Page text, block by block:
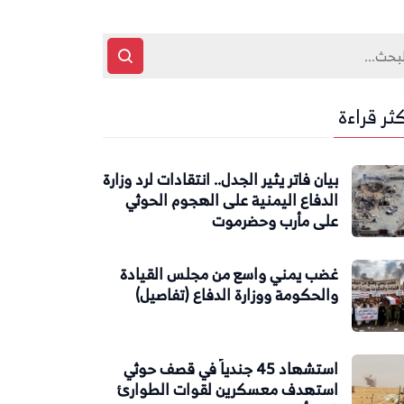
قراءة
بيان فاتر يثير الجدل.. انتقادات لرد وزارة
الدفاع اليمنية على الهجوم الحوثي
على مأرب وحضرموت
غضب يمني واسع من مجلس القيادة
والحكومة ووزارة الدفاع (تفاصيل)
استشهاد 45 جندياً في قصف حوثي
استهدف معسكرين لقوات الطوارئ